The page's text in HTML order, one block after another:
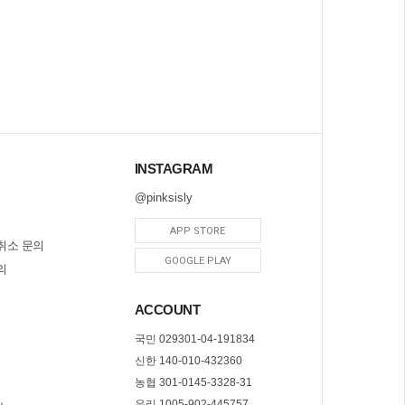
소 문의
INSTAGRAM
@pinksisly
APP STORE
GOOGLE PLAY
ACCOUNT
국민 029301-04-191834
신한 140-010-432360
농협 301-0145-3328-31